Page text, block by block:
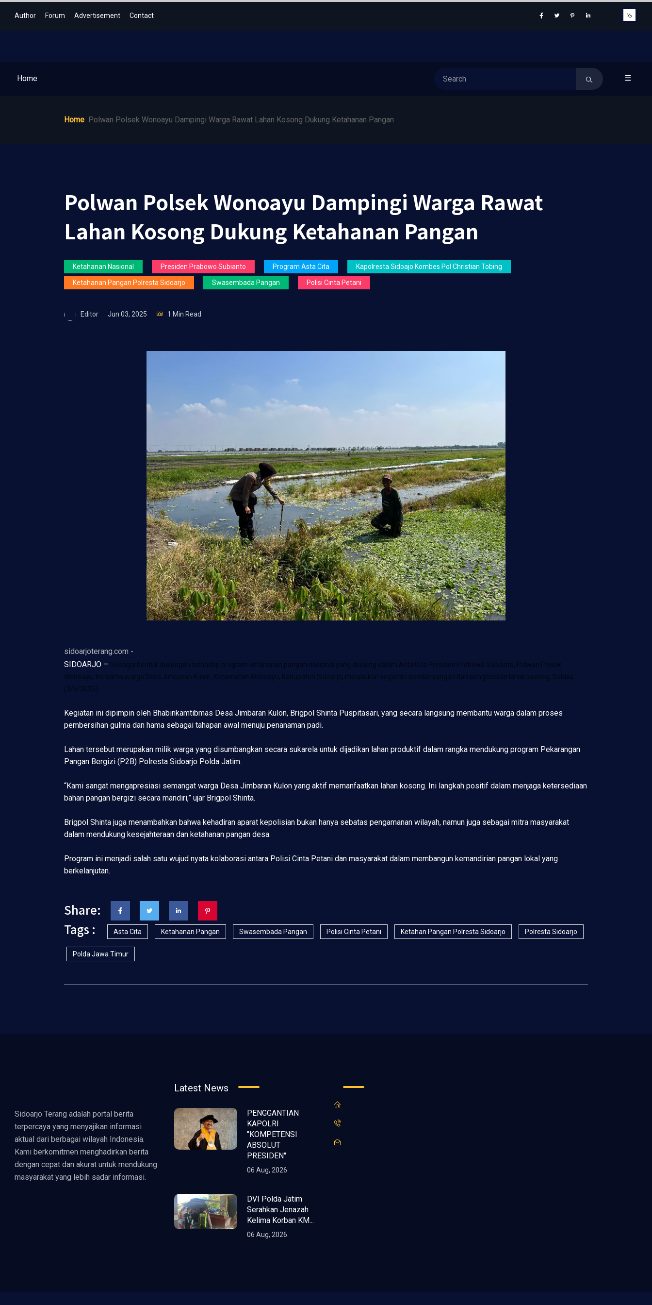
Author Forum Advertisement Contact
Home ☰
Home Polwan Polsek Wonoayu Dampingi Warga Rawat Lahan Kosong Dukung Ketahanan Pangan
Polwan Polsek Wonoayu Dampingi Warga Rawat
Lahan Kosong Dukung Ketahanan Pangan
Ketahanan Nasional Presiden Prabowo Subianto Program Asta Cita Kapolresta Sidoajo Kombes Pol Christian Tobing
Ketahanan Pangan Polresta Sidoarjo Swasembada Pangan Polisi Cinta Petani
Editor Jun 03, 2025 1 Min Read
sidoarjoterang.com -
SIDOARJO – Sebagai bentuk dukungan terhadap program ketahanan pangan nasional yang diusung dalam Asta Cita Presiden Prabowo Subianto, Polwan Polsek
Wonoayu, bersama warga Desa Jimbaran Kulon, Kecamatan Wonoayu, Kabupaten Sidoarjo, melakukan kegiatan pendampingan dan pengecekan lahan kosong, Selasa
(3/6/2025).
Kegiatan ini dipimpin oleh Bhabinkamtibmas Desa Jimbaran Kulon, Brigpol Shinta Puspitasari, yang secara langsung membantu warga dalam proses
pembersihan gulma dan hama sebagai tahapan awal menuju penanaman padi.
Lahan tersebut merupakan milik warga yang disumbangkan secara sukarela untuk dijadikan lahan produktif dalam rangka mendukung program Pekarangan
Pangan Bergizi (P2B) Polresta Sidoarjo Polda Jatim.
“Kami sangat mengapresiasi semangat warga Desa Jimbaran Kulon yang aktif memanfaatkan lahan kosong. Ini langkah positif dalam menjaga ketersediaan
bahan pangan bergizi secara mandiri,” ujar Brigpol Shinta.
Brigpol Shinta juga menambahkan bahwa kehadiran aparat kepolisian bukan hanya sebatas pengamanan wilayah, namun juga sebagai mitra masyarakat
dalam mendukung kesejahteraan dan ketahanan pangan desa.
Program ini menjadi salah satu wujud nyata kolaborasi antara Polisi Cinta Petani dan masyarakat dalam membangun kemandirian pangan lokal yang
berkelanjutan.
Share:
Tags :
Asta Cita Ketahanan Pangan Swasembada Pangan Polisi Cinta Petani Ketahan Pangan Polresta Sidoarjo Polresta Sidoarjo
Polda Jawa Timur
Sidoarjo Terang adalah portal berita
terpercaya yang menyajikan informasi
aktual dari berbagai wilayah Indonesia.
Kami berkomitmen menghadirkan berita
dengan cepat dan akurat untuk mendukung
masyarakat yang lebih sadar informasi.
Latest News
PENGGANTIAN
KAPOLRI
"KOMPETENSI
ABSOLUT
PRESIDEN"
06 Aug, 2026
DVI Polda Jatim
Serahkan Jenazah
Kelima Korban KM...
06 Aug, 2026